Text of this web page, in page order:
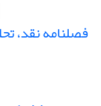
فصلنامه نقد،